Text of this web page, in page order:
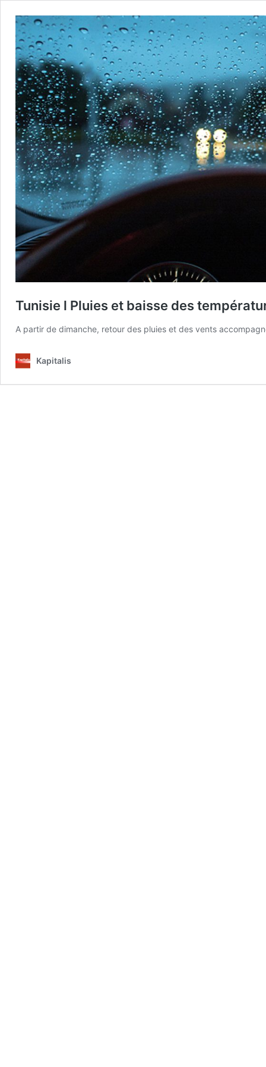
Tunisie l Pluies et baisse des
A partir de dimanche, retour des pluies et des vents
Kapitalis